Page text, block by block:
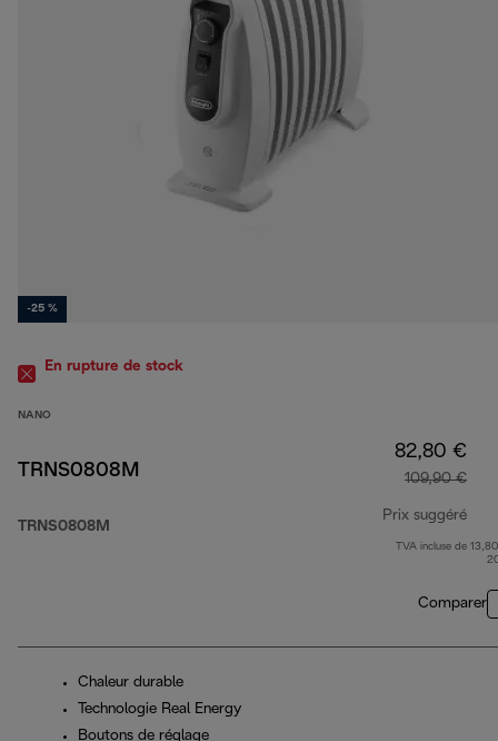
-25 %
En rupture de stock
NANO
TRNS0808M
TRNS0808M
82,80 €
109,90 €
Prix suggéré
prix
TVA incluse de
Comparer
Chaleur durable
Technologie Real Energy
Boutons de réglage